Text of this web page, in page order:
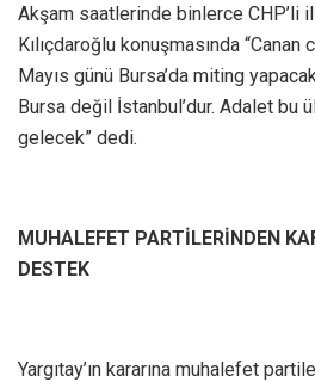
Akşam saatlerinde binlerce CHP’li
Kılıçdaroğlu konuşmasında
Mayıs günü Bursa’da miting
Bursa değil İstanbul’dur. Adalet bu
gelecek” dedi.
MUHALEFET PARTİLERİNDEN
DESTEK
Yargıtay’ın kararına muhalefet